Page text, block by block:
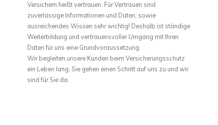
Versichern heißt vertrauen. Für Vertrauen sind
zuverlässige Informationen und Daten, sowie
ausreichendes Wissen sehr wichtig! Deshalb ist ständige
Weiterbildung und vertrauensvoller Umgang mit Ihren
Daten für uns eine Grundvoraussetzung.
Wir begleiten unsere Kunden beim Versicherungsschutz
ein Leben lang. Sie gehen einen Schritt auf uns zu und wir
sind für Sie da.